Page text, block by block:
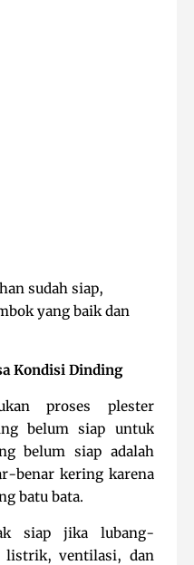
sudah siap,
yang baik dan
Kondisi Dinding
proses plester
belum siap untuk
belum siap adalah
benar kering karena
batu bata.
siap jika lubang-
listrik, ventilasi, dan